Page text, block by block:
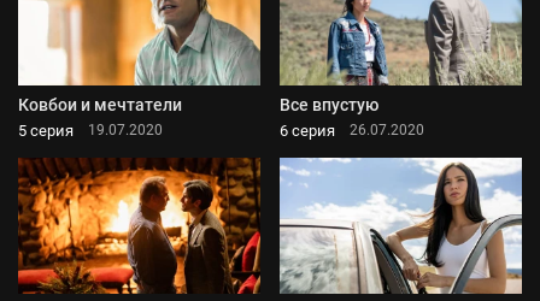
Ковбои и мечтатели
5 серия 19.07.2020
Все впустую
6 серия 26.07.2020